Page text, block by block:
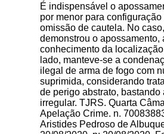
É indispensável o
por menor para
omissão de cautela. No
demonstrou o apossamento,
conhecimento da
lado, manteve-se a
ilegal de arma de fogo com
suprimida, considerando
de perigo abstrato, bastando
irregular. TJRS. Quarta
Apelação Crime. n.
Aristides Pedroso de